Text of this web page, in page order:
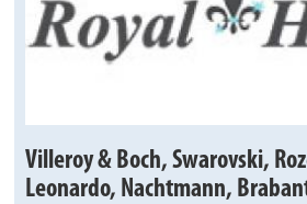
Villeroy & Boch, Swarovski,
Leonardo, Nachtmann,